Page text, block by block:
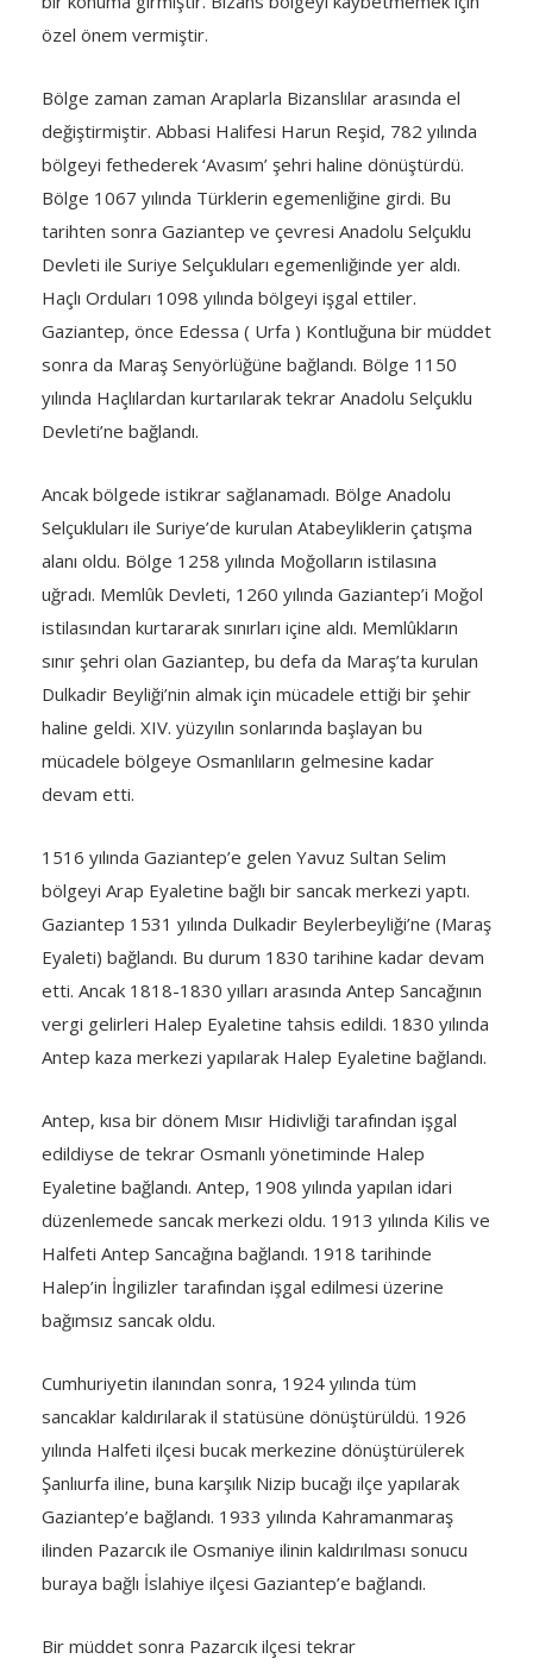
özel önem vermiştir.
Bölge zaman zaman Araplarla Bizanslılar arasında el
değiştirmiştir. Abbasi Halifesi Harun Reşid, 782 yılında
bölgeyi fethederek ‘Avasım’ şehri haline dönüştürdü.
Bölge 1067 yılında Türklerin egemenliğine girdi. Bu
tarihten sonra Gaziantep ve çevresi Anadolu Selçuklu
Devleti ile Suriye Selçukluları egemenliğinde yer aldı.
Haçlı Orduları 1098 yılında bölgeyi işgal ettiler.
Gaziantep, önce Edessa ( Urfa ) Kontluğuna bir müddet
sonra da Maraş Senyörlüğüne bağlandı. Bölge 1150
yılında Haçlılardan kurtarılarak tekrar Anadolu Selçuklu
Devleti’ne bağlandı.
Ancak bölgede istikrar sağlanamadı. Bölge Anadolu
Selçukluları ile Suriye’de kurulan Atabeyliklerin çatışma
alanı oldu. Bölge 1258 yılında Moğolların istilasına
uğradı. Memlûk Devleti, 1260 yılında Gaziantep’i Moğol
istilasından kurtararak sınırları içine aldı. Memlûkların
sınır şehri olan Gaziantep, bu defa da Maraş’ta kurulan
Dulkadir Beyliği’nin almak için mücadele ettiği bir şehir
haline geldi. XIV. yüzyılın sonlarında başlayan bu
mücadele bölgeye Osmanlıların gelmesine kadar
devam etti.
1516 yılında Gaziantep’e gelen Yavuz Sultan Selim
bölgeyi Arap Eyaletine bağlı bir sancak merkezi yaptı.
Gaziantep 1531 yılında Dulkadir Beylerbeyliği’ne (Maraş
Eyaleti) bağlandı. Bu durum 1830 tarihine kadar devam
etti. Ancak 1818-1830 yılları arasında Antep Sancağının
vergi gelirleri Halep Eyaletine tahsis edildi. 1830 yılında
Antep kaza merkezi yapılarak Halep Eyaletine bağlandı.
Antep, kısa bir dönem Mısır Hidivliği tarafın­dan işgal
edildiyse de tekrar Osmanlı yönetiminde Halep
Eyaletine bağlandı. Antep, 1908 yılında yapılan idari
düzenlemede sancak merkezi oldu. 1913 yılında Kilis ve
Halfeti Antep Sancağına bağlandı. 1918 tarihinde
Halep’in İngilizler tarafından işgal edilmesi üzerine
bağımsız sancak oldu.
Cumhuriyetin ilanından sonra, 1924 yılında tüm
sancaklar kaldırılarak il statüsüne dönüştürüldü. 1926
yılında Halfeti ilçesi bucak merkezine dönüştürülerek
Şanlıurfa iline, buna karşılık Nizip bucağı ilçe yapılarak
Gaziantep’e bağlandı. 1933 yılında Kahramanmaraş
ilinden Pazarcık ile Osmaniye ilinin kaldırılması sonucu
buraya bağlı İslahiye ilçesi Gaziantep’e bağlandı.
Bir müddet sonra Pazarcık ilçesi tekrar